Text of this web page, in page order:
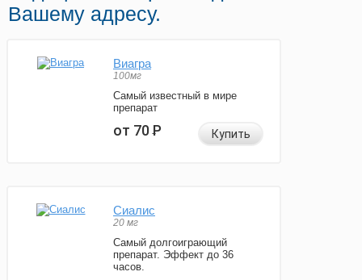
Вашему адресу.
Виагра
100мг
Самый известный в мире
препарат
от 70Р Купить
Сиалис
20 мг
Самый долгоиграющий
препарат. Эффект до 36
часов.